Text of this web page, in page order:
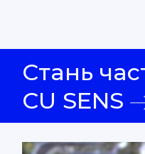
Стань
CU SENS